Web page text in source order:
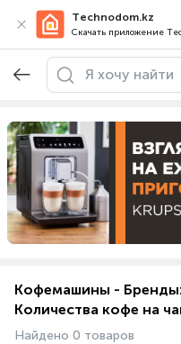
Technodom.kz
Скачать приложение
Кофемашины - Бренды:
Количества кофе на
Найдено 0 товаров